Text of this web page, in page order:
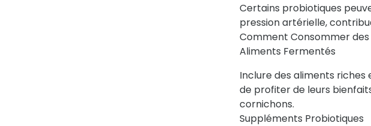
Certains probiotiques
pression artérielle,
Comment Consommer des
Aliments Fermentés
Inclure des aliments
de profiter de leurs
cornichons.
Suppléments Probiotiques